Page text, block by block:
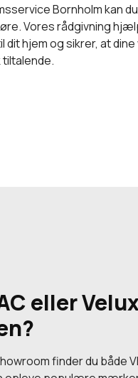
Bornholm kan
Vores rådgivning
dit hjem og sikrer, at
eller
finder du både